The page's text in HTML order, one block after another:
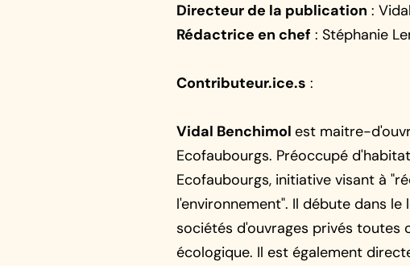
Directeur de la publication :
Rédactrice en chef : Stéphanie
Contributeur.ice.s :
Vidal Benchimol est maitre-
Ecofaubourgs. Préoccupé
Ecofaubourgs, initiative visant à
l'environnement". Il débute dans
sociétés d'ouvrages privés toutes
écologique. Il est également